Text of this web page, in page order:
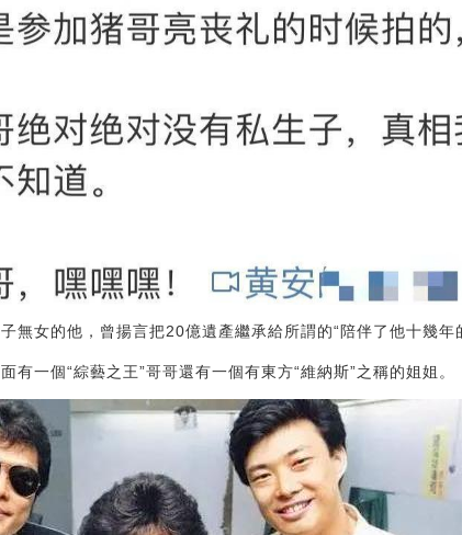
無女的他，曾揚言把20億遺產繼承給所謂的“陪伴了他十幾年
有一個“綜藝之王”哥哥還有一個有東方“維納斯”之稱的姐姐。